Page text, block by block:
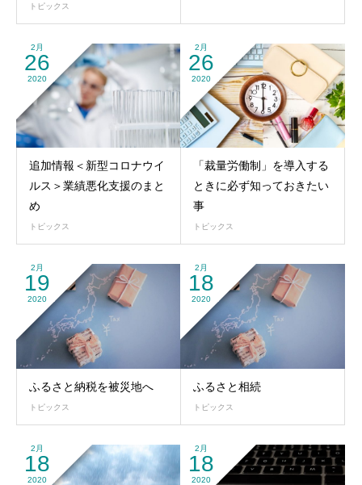
トピックス
2月
26
2020
追加情報＜新型コロナウイ
ルス＞業績悪化支援のまと
め
トピックス
2月
26
2020
「裁量労働制」を導入する
ときに必ず知っておきたい
事
トピックス
2月
19
2020
ふるさと納税を被災地へ
トピックス
2月
18
2020
ふるさと相続
トピックス
2月
18
2020
2月
18
2020